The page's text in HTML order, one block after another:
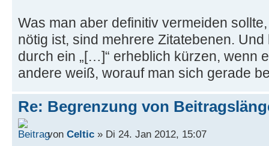
Was man aber definitiv vermeiden
nötig ist, sind mehrere Zitatebenen.
durch ein „[…]“ erheblich kürzen, wenn
andere weiß, worauf man sich gerade
Re: Begrenzung von
von Celtic » Di 24. Jan 2012, 15:07